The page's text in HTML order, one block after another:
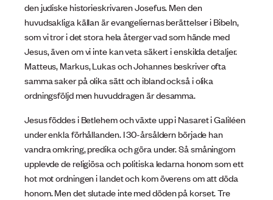
den judiske historieskrivaren Josefus. Men den
huvudsakliga källan är evangeliernas berättelser i Bibeln,
som vi tror i det stora hela återger vad som hände med
Jesus, även om vi inte kan veta säkert i enskilda detaljer.
Matteus, Markus, Lukas och Johannes beskriver ofta
samma saker på olika sätt och ibland också i olika
ordningsföljd men huvuddragen är desamma.
Jesus föddes i Betlehem och växte upp i Nasaret i Galiléen
under enkla förhållanden. I 30-årsåldern började han
vandra omkring, predika och göra under. Så småningom
upplevde de religiösa och politiska ledarna honom som ett
hot mot ordningen i landet och kom överens om att döda
honom. Men det slutade inte med döden på korset. Tre